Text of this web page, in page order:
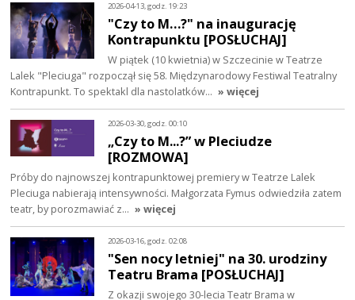
2026-04-13, godz. 19:23
"Czy to M…?" na inaugurację
Kontrapunktu [POSŁUCHAJ]
W piątek (10 kwietnia) w Szczecinie w Teatrze
Lalek "Pleciuga" rozpoczął się 58. Międzynarodowy Festiwal Teatralny
Kontrapunkt. To spektakl dla nastolatków… » więcej
2026-03-30, godz. 00:10
„Czy to M...?” w Pleciudze
[ROZMOWA]
Próby do najnowszej kontrapunktowej premiery w Teatrze Lalek
Pleciuga nabierają intensywności. Małgorzata Fymus odwiedziła zatem
teatr, by porozmawiać z… » więcej
2026-03-16, godz. 02:08
"Sen nocy letniej" na 30. urodziny
Teatru Brama [POSŁUCHAJ]
Z okazji swojego 30-lecia Teatr Brama w